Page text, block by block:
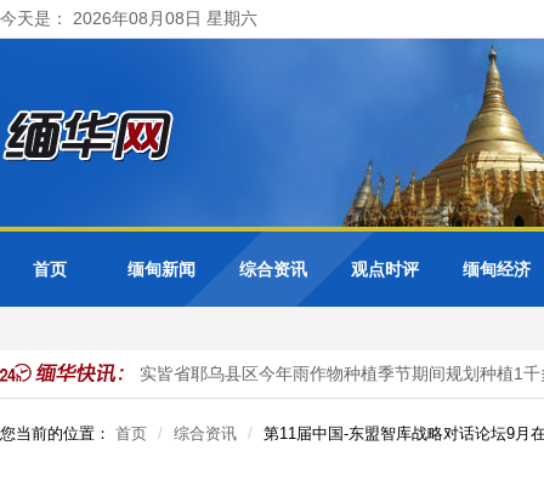
今天是： 2026年08月08日 星期六
首页 缅甸新闻 综合资讯 观点时评 缅甸经济
蜀黍作物 实皆省耶乌县区今年雨作物种植季节期间规划种植1千
您当前的位置： 首页 综合资讯 第11届中国-东盟智库战略对话论坛9月